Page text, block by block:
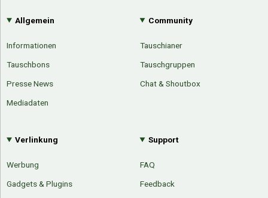
Allgemein
Informationen
Tauschbons
Presse News
Mediadaten
Community
Tauschianer
Tauschgruppen
Chat & Shoutbox
Verlinkung
Werbung
Gadgets & Plugins
Support
FAQ
Feedback